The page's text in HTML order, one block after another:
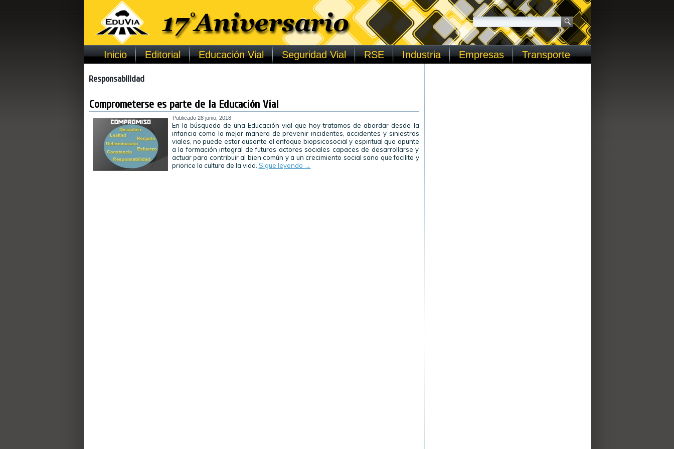
Inicio Editorial Educación Vial Seguridad Vial RSE Industria Empresas Transporte
Responsabilidad
Comprometerse es parte de la Educación Vial
Publicado 28 junio, 2018
En la búsqueda de una Educación vial que hoy tratamos de abordar desde la
infancia como la mejor manera de prevenir incidentes, accidentes y siniestros
viales, no puede estar ausente el enfoque biopsicosocial y espiritual que apunte
a la formación integral de futuros actores sociales capaces de desarrollarse y
actuar para contribuir al bien común y a un crecimiento social sano que facilite y
priorice la cultura de la vida. Sigue leyendo →